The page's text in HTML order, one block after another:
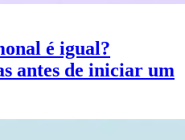
é igual?
antes de iniciar um